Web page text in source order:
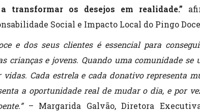
transformar os desejos em realidade.”
Social e Impacto Local do Pingo
e dos seus clientes é essencial para
crianças e jovens. Quando uma comunidade se
Cada estrela e cada donativo representa
a oportunidade real de mudar o dia, e por
– Margarida Galvão, Diretora